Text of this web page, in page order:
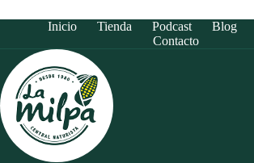
Inicio Tienda Podcast Blog
Contacto